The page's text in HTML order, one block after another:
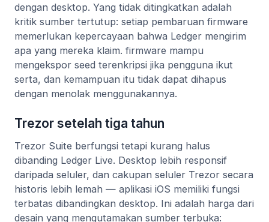
dengan desktop. Yang tidak ditingkatkan adalah
kritik sumber tertutup: setiap pembaruan firmware
memerlukan kepercayaan bahwa Ledger mengirim
apa yang mereka klaim. firmware mampu
mengekspor seed terenkripsi jika pengguna ikut
serta, dan kemampuan itu tidak dapat dihapus
dengan menolak menggunakannya.
Trezor setelah tiga tahun
Trezor Suite berfungsi tetapi kurang halus
dibanding Ledger Live. Desktop lebih responsif
daripada seluler, dan cakupan seluler Trezor secara
historis lebih lemah — aplikasi iOS memiliki fungsi
terbatas dibandingkan desktop. Ini adalah harga dari
desain yang mengutamakan sumber terbuka: